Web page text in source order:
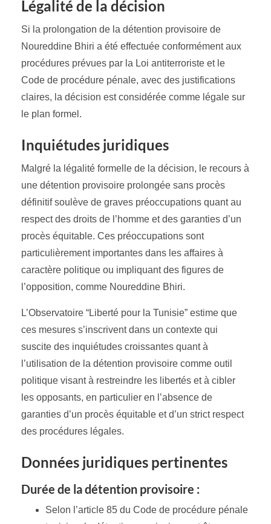
Légalité de la décision
Si la prolongation de la détention provisoire de
Noureddine Bhiri a été effectuée conformément aux
procédures prévues par la Loi antiterroriste et le
Code de procédure pénale, avec des justifications
claires, la décision est considérée comme légale sur
le plan formel.
Inquiétudes juridiques
Malgré la légalité formelle de la décision, le recours à
une détention provisoire prolongée sans procès
définitif soulève de graves préoccupations quant au
respect des droits de l’homme et des garanties d’un
procès équitable. Ces préoccupations sont
particulièrement importantes dans les affaires à
caractère politique ou impliquant des figures de
l’opposition, comme Noureddine Bhiri.
L’Observatoire “Liberté pour la Tunisie” estime que
ces mesures s’inscrivent dans un contexte qui
suscite des inquiétudes croissantes quant à
l’utilisation de la détention provisoire comme outil
politique visant à restreindre les libertés et à cibler
les opposants, en particulier en l’absence de
garanties d’un procès équitable et d’un strict respect
des procédures légales.
Données juridiques pertinentes
Durée de la détention provisoire :
Selon l’article 85 du Code de procédure pénale